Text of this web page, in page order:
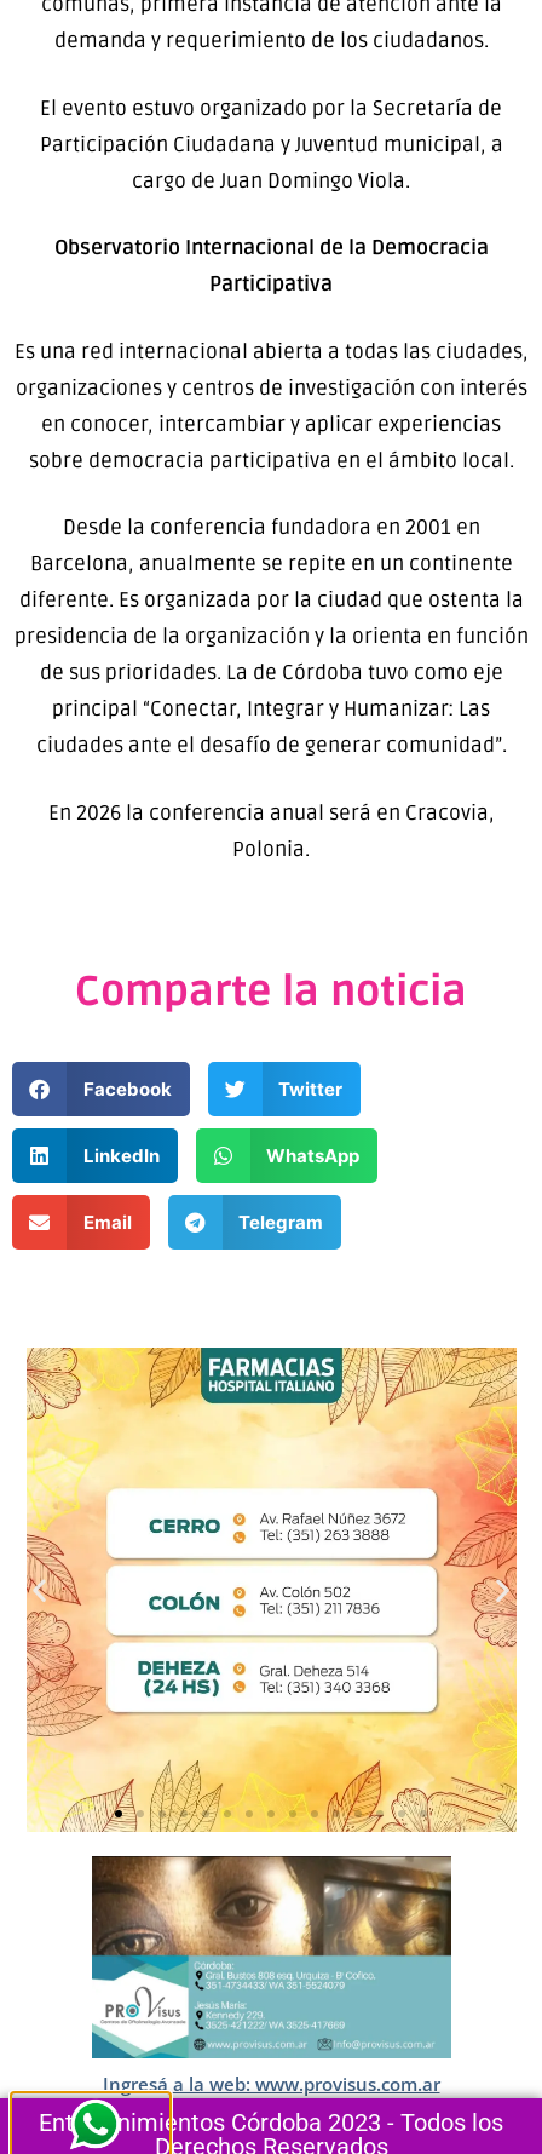
demanda y requerimiento de los ciudadanos.
El evento estuvo organizado por la Secretaría de
Participación Ciudadana y Juventud municipal, a
cargo de Juan Domingo Viola.
Observatorio Internacional de la Democracia
Participativa
Es una red internacional abierta a todas las ciudades,
organizaciones y centros de investigación con interés
en conocer, intercambiar y aplicar experiencias
sobre democracia participativa en el ámbito local.
Desde la conferencia fundadora en 2001 en
Barcelona, anualmente se repite en un continente
diferente. Es organizada por la ciudad que ostenta la
presidencia de la organización y la orienta en función
de sus prioridades. La de Córdoba tuvo como eje
principal “Conectar, Integrar y Humanizar: Las
ciudades ante el desafío de generar comunidad”.
En 2026 la conferencia anual será en Cracovia,
Polonia.
Comparte la noticia
Facebook Twitter
LinkedIn WhatsApp
Email Telegram
Ingresá a la web: www.provisus.com.ar
Entretenimientos Córdoba 2023 - Todos los
Derechos Reservados